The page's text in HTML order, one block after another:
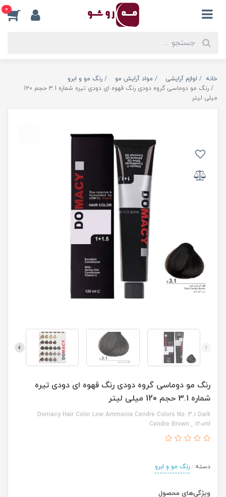
0
خانه لوازم آرایشی مواد آرایش مو
رنگ مو و ابرو
رنگ مو دوماسی گروه دودی رنگ قهوه ای دودی تیره شماره 3.1 حجم 120
میلی لیتر
رنگ مو دوماسی گروه دودی رنگ قهوه ای دودی تیره
شماره 3.1 حجم 120 میلی لیتر
Domacy Hair Color Low Ammonia Cendre Colors No: 3.1 Dark
Cendre Brown , 120ml
دسته : رنگ مو و ابرو
ویژگی‌های محصول